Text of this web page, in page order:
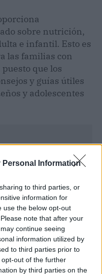
Personal Information
to third parties, or
information for
use the below opt-out
note that after your
continue seeing
information utilized by
to third parties prior to
out of the further
by third parties on the
sobre nutrición,
e infantil. Esto es
las familias con
que los
y guías útiles
y adolescentes